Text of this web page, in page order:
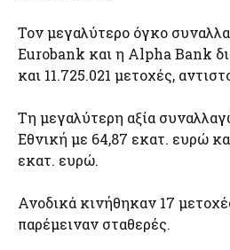
Τον μεγαλύτερο όγκο
Eurobank και η Alpha Bank
και 11.725.021 μετοχές,
Τη μεγαλύτερη αξία
Εθνική με 64,87 εκατ. ευρώ
εκατ. ευρώ.
Ανοδικά κινήθηκαν 17
παρέμειναν σταθερές.